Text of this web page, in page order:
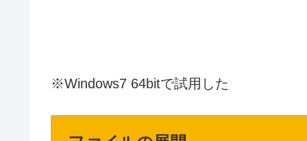
※Windows7 64bitで試用した